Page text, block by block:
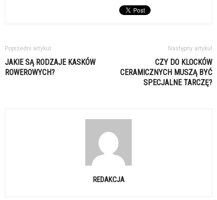
Poprzedni artykuł
JAKIE SĄ RODZAJE KASKÓW
ROWEROWYCH?
Następny artykuł
CZY DO KLOCKÓW
CERAMICZNYCH MUSZĄ BYĆ
SPECJALNE TARCZĘ?
REDAKCJA